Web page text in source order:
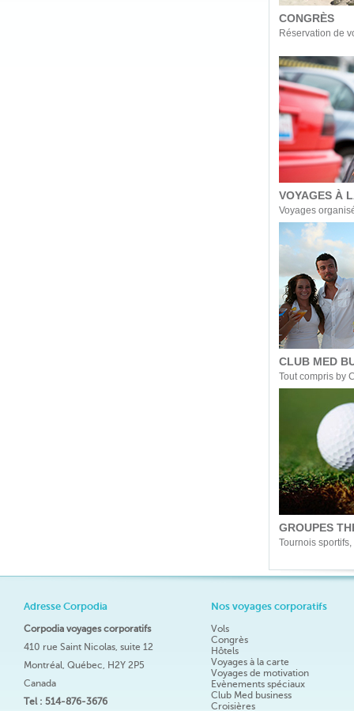
CONGRÈS
Réservation de
VOYAGES À
Voyages
CLUB MED
Tout compris by
GROUPES
Tournois
Adresse Corpodia
Corpodia voyages corporatifs
410 rue Saint Nicolas, suite 12
Montréal, Québec, H2Y 2P5
Canada
Tel : 514-876-3676
Nos voyages corporatifs
Vols
Congrès
Hôtels
Voyages à la carte
Voyages de motivation
Evènements spéciaux
Club Med business
Croisières